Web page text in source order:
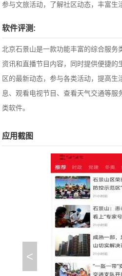
参与文旅活动，了解社区动态，丰富生
软件评测:
北京石景山是一款功能丰富的综合服务
资讯和直播节目内容，同时提供便捷的
区的最新动态，参与各类活动，提高生
息、观看电视节目、查看天气交通等服
类软件。
应用截图
<